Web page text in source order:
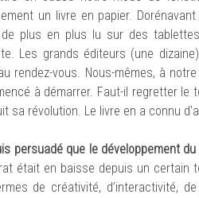
un livre en papier.
plus en plus lu sur des
Les grands éditeurs (une
rendez-vous. Nous-mêmes, à
à démarrer. Faut-il regretter le
sa révolution. Le livre en a connu
persuadé que le développement
était en baisse depuis un certain
de créativité, d’interactivité,